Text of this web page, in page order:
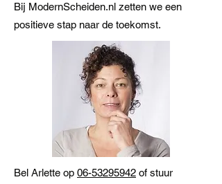
Bij ModernScheiden.nl zetten we een
positieve stap naar de toekomst.
Bel Arlette op 06-53295942 of stuur